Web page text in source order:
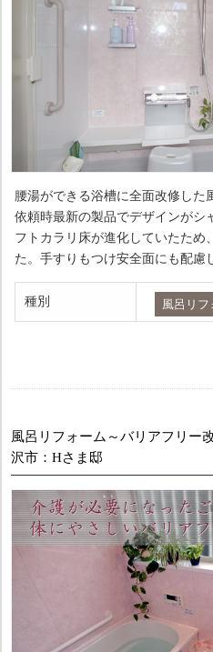
腰湯ができる浴槽に全面改修した
依頼時最新の製品でデザインがシ
フトカラリ床が進化していたため
た。手すりもつけ安全面にも配
種別 風呂リフ
風呂リフォーム～バリアフリ
沢市：Hさま邸